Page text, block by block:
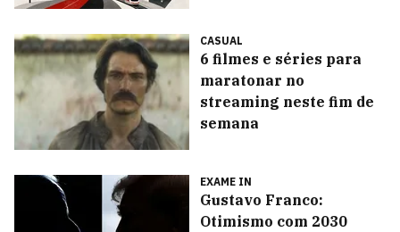
CASUAL
6 filmes e séries para
maratonar no
streaming neste fim de
semana
EXAME IN
Gustavo Franco:
Otimismo com 2030